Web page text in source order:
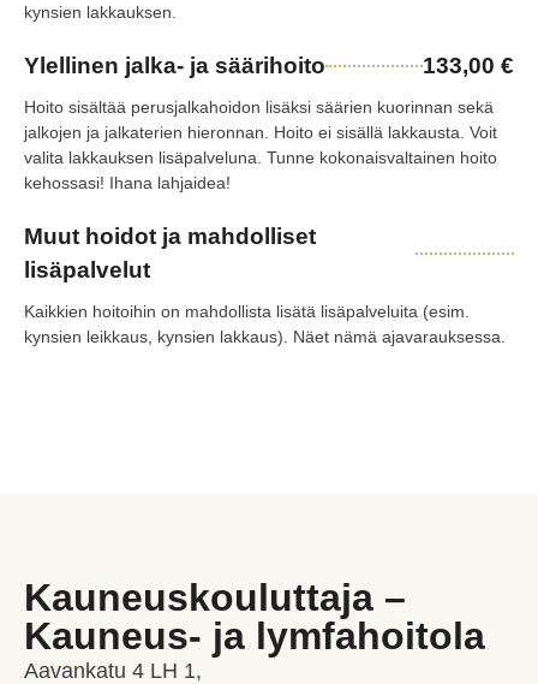
kynsien lakkauksen.
Ylellinen jalka- ja säärihoito 133,00 €
Hoito sisältää perusjalkahoidon lisäksi säärien kuorinnan sekä
jalkojen ja jalkaterien hieronnan. Hoito ei sisällä lakkausta. Voit
valita lakkauksen lisäpalveluna. Tunne kokonaisvaltainen hoito
kehossasi! Ihana lahjaidea!
Muut hoidot ja mahdolliset
lisäpalvelut
Kaikkien hoitoihin on mahdollista lisätä lisäpalveluita (esim.
kynsien leikkaus, kynsien lakkaus). Näet nämä ajavarauksessa.
Kauneuskouluttaja –
Kauneus- ja lymfahoitola
Aavankatu 4 LH 1,